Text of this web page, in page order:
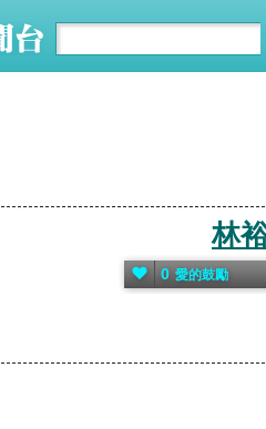
林
0 愛的鼓勵